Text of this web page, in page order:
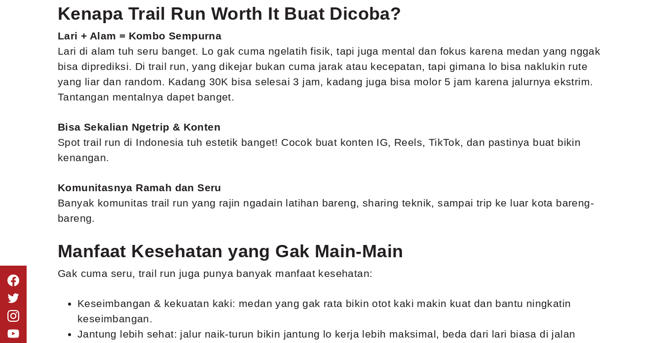
Kenapa Trail Run Worth It Buat Dicoba?
Lari + Alam = Kombo Sempurna
Lari di alam tuh seru banget. Lo gak cuma ngelatih fisik, tapi juga mental dan fokus karena medan yang nggak
bisa diprediksi. Di trail run, yang dikejar bukan cuma jarak atau kecepatan, tapi gimana lo bisa naklukin rute
yang liar dan random. Kadang 30K bisa selesai 3 jam, kadang juga bisa molor 5 jam karena jalurnya ekstrim.
Tantangan mentalnya dapet banget.
Bisa Sekalian Ngetrip & Konten
Spot trail run di Indonesia tuh estetik banget! Cocok buat konten IG, Reels, TikTok, dan pastinya buat bikin
kenangan.
Komunitasnya Ramah dan Seru
Banyak komunitas trail run yang rajin ngadain latihan bareng, sharing teknik, sampai trip ke luar kota bareng-
bareng.
Manfaat Kesehatan yang Gak Main-Main
Gak cuma seru, trail run juga punya banyak manfaat kesehatan:
Keseimbangan & kekuatan kaki: medan yang gak rata bikin otot kaki makin kuat dan bantu ningkatin
keseimbangan.
Jantung lebih sehat: jalur naik-turun bikin jantung lo kerja lebih maksimal, beda dari lari biasa di jalan